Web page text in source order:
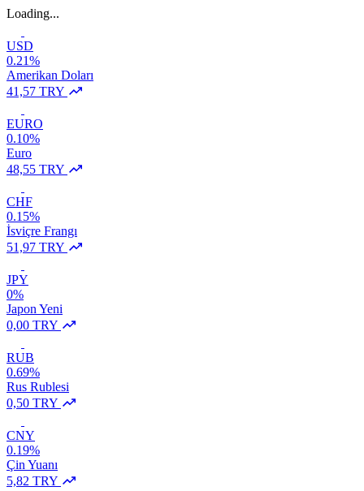
Loading...
USD
0.21%
Amerikan Doları
41,57 TRY
EURO
0.10%
Euro
48,55 TRY
CHF
0.15%
İsviçre Frangı
51,97 TRY
JPY
0%
Japon Yeni
0,00 TRY
RUB
0.69%
Rus Rublesi
0,50 TRY
CNY
0.19%
Çin Yuanı
5,82 TRY